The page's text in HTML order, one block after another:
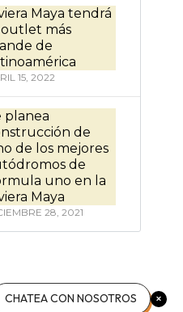
Maya tendrá
más
de
15, 2022
planea
de
de los mejores
de
uno en la
Maya
28, 2021
CHATEA CON NOSOTROS